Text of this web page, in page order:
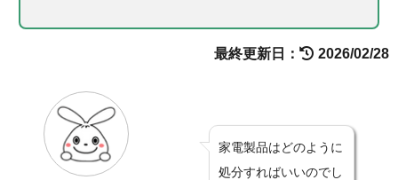
最終更新日： 2026/02/28
家電製品はどのように
処分すればいいのでし